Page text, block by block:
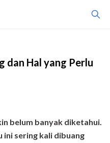
dan Hal yang Perlu
belum banyak diketahui.
ini sering kali dibuang